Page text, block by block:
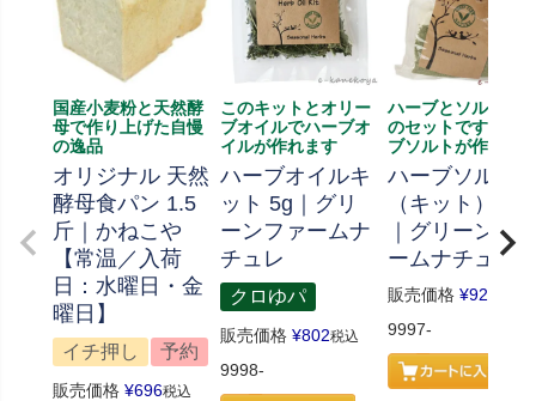
国産小麦粉と天然酵
母で作り上げた自慢
の逸品
オリジナル 天然
酵母食パン 1.5
斤｜かねこや
【常温／入荷
日：水曜日・金
曜日】
イチ押し 予約
販売価格 ¥696税込
このキットとオリー
ブオイルでハーブオ
イルが作れます
ハーブオイルキ
ット 5g｜グリ
ーンファームナ
チュレ
クロゆパ
販売価格 ¥802税込
9998-
ハーブとソルト、
のセットです、ハ
ブソルトが作れま
ハーブソルト
（キット） 70g
｜グリーンフ
ームナチュレ
販売価格 ¥926
9997-